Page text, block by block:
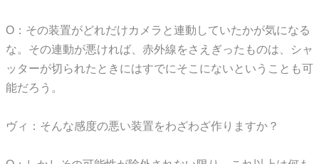
O：その装置がどれだけカメラと連動していたかが気になる
な。その連動が悪ければ、赤外線をさえぎったものは、シャ
ッターが切られたときにはすでにそこにないということも可
能だろう。
ヴィ：そんな感度の悪い装置をわざわざ作りますか？